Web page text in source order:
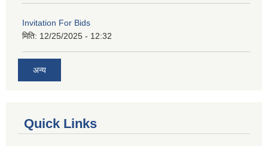
Invitation For Bids
मिति: 12/25/2025 - 12:32
अन्य
Quick Links